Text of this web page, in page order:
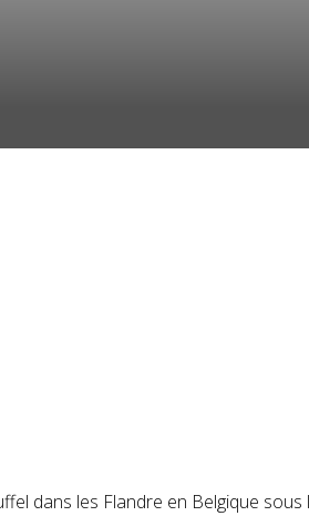
dans les Flandre en Belgique sous